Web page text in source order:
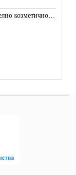
Двустранно увеличително козметично огледало за баня Vitra Arkitekt